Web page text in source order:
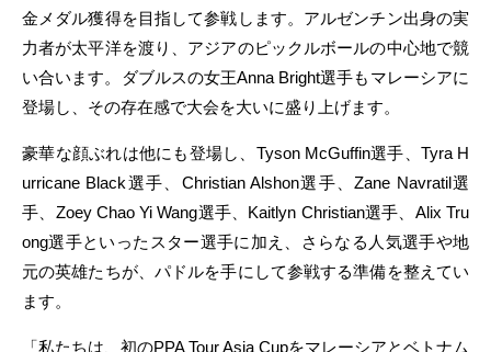
金メダル獲得を目指して参戦します。アルゼンチン出身の実
力者が太平洋を渡り、アジアのピックルボールの中心地で競
い合います。ダブルスの女王Anna Bright選手もマレーシアに
登場し、その存在感で大会を大いに盛り上げます。
豪華な顔ぶれは他にも登場し、Tyson McGuffin選手、Tyra H
urricane Black選手、Christian Alshon選手、Zane Navratil選
手、Zoey Chao Yi Wang選手、Kaitlyn Christian選手、Alix Tru
ong選手といったスター選手に加え、さらなる人気選手や地
元の英雄たちが、パドルを手にして参戦する準備を整えてい
ます。
「私たちは、初のPPA Tour Asia Cupをマレーシアとベトナム